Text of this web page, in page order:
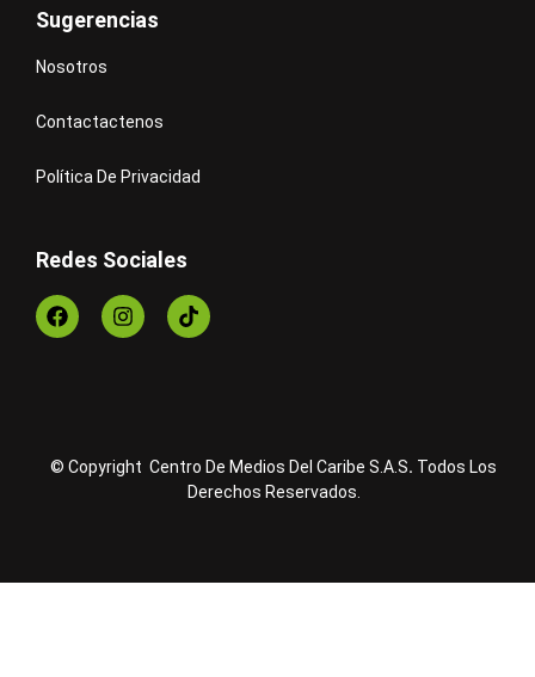
Sugerencias
Nosotros
Contactactenos
Política De Privacidad
Redes Sociales
© Copyright Centro De Medios Del Caribe S.A.S. Todos Los
Derechos Reservados.